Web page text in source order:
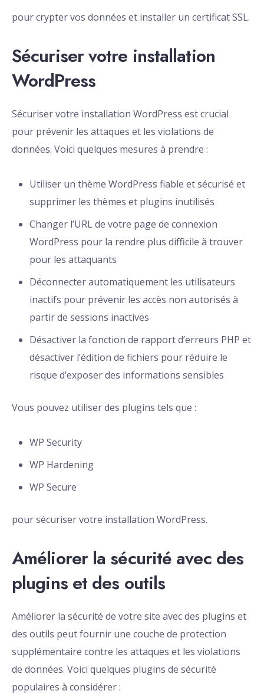
pour crypter vos données et installer un certificat SSL.
Sécuriser votre installation
WordPress
Sécuriser votre installation WordPress est crucial
pour prévenir les attaques et les violations de
données. Voici quelques mesures à prendre :
Utiliser un thème WordPress fiable et sécurisé et
supprimer les thèmes et plugins inutilisés
Changer l’URL de votre page de connexion
WordPress pour la rendre plus difficile à trouver
pour les attaquants
Déconnecter automatiquement les utilisateurs
inactifs pour prévenir les accès non autorisés à
partir de sessions inactives
Désactiver la fonction de rapport d’erreurs PHP et
désactiver l’édition de fichiers pour réduire le
risque d’exposer des informations sensibles
Vous pouvez utiliser des plugins tels que :
WP Security
WP Hardening
WP Secure
pour sécuriser votre installation WordPress.
Améliorer la sécurité avec des
plugins et des outils
Améliorer la sécurité de votre site avec des plugins et
des outils peut fournir une couche de protection
supplémentaire contre les attaques et les violations
de données. Voici quelques plugins de sécurité
populaires à considérer :